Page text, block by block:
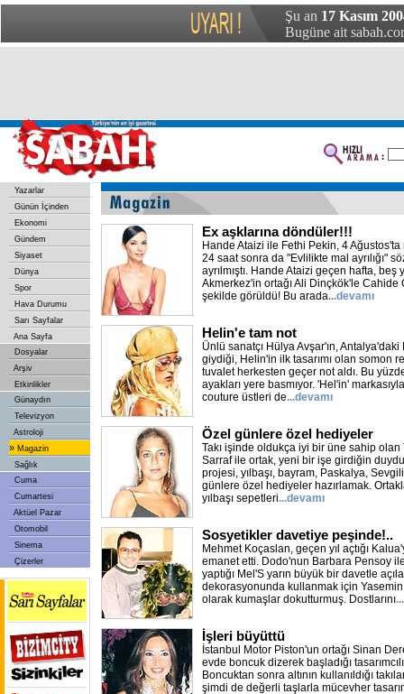
Şu an 17 Kasım
Bugüne ait
Yazarlar
Günün İçinden
Ekonomi
Gündem
Siyaset
Dünya
Spor
Hava Durumu
Sarı Sayfalar
Ana Sayfa
Dosyalar
Arşiv
Etkinlikler
Günaydın
Televizyon
Astroloji
» Magazin
Sağlık
Cuma
Cumartesi
Aktüel Pazar
Otomobil
Sinema
Çizerler
Ex aşklarına döndüler!!!
Hande Ataizi ile Fethi Pekin, 4
24 saat sonra da "Evlilikte mal ayrılığı"
ayrılmıştı. Hande Ataizi geçen hafta, beş
Akmerkez'in ortağı Ali Dinçkök'le Cahide
şekilde görüldü! Bu arada...devamı
Helin'e tam not
Ünlü sanatçı Hülya Avşar'ın,
giydiği, Helin'in ilk tasarımı olan somon
tuvalet herkesten geçer not aldı. Bu
ayakları yere basmıyor. 'Hel'in'
couture üstleri de...devamı
Özel günlere özel hediyeler
Takı işinde oldukça iyi bir üne sahip olan
Sarraf ile ortak, yeni bir işe girdiğin
projesi, yılbaşı, bayram, Paskalya,
günlere özel hediyeler hazırlamak.
yılbaşı sepetleri...devamı
Sosyetikler davetiye peşinde!..
Mehmet Koçaslan, geçen yıl açtığı
emanet etti. Dodo'nun Barbara Pensoy
yaptığı Mel'S yarın büyük bir davetle
dekorasyonunda kullanmak için
olarak kumaşlar dokutturmuş. Dostlarını
İşleri büyüttü
İstanbul Motor Piston'un ortağı Sinan
evde boncuk dizerek başladığı
Boncuktan sonra altının kullanıldığı
şimdi de değerli taşlarla mücevher